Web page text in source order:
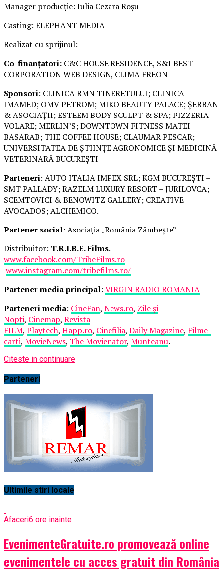
Manager producție: Iulia Cezara Roșu
Casting: ELEPHANT MEDIA
Realizat cu sprijinul:
Co-finanțatori: C&C HOUSE RESIDENCE, S&I BEST
CORPORATION WEB DESIGN, CLIMA FREON
Sponsori: CLINICA RMN TINERETULUI; CLINICA
IMAMED; OMV PETROM; MIKO BEAUTY PALACE; ȘERBAN
& ASOCIAȚII; ESTEEM BODY SCULPT & SPA; PIZZERIA
VOLARE; MERLIN’S; DOWNTOWN FITNESS MATEI
BASARAB; THE COFFEE HOUSE; CLAUMAR PESCAR;
UNIVERSITATEA DE ȘTIINȚE AGRONOMICE ȘI MEDICINĂ
VETERINARĂ BUCUREȘTI
Parteneri: AUTO ITALIA IMPEX SRL; KGM BUCUREȘTI –
SMT PALLADY; RAZELM LUXURY RESORT – JURILOVCA;
SCEMTOVICI & BENOWITZ GALLERY; CREATIVE
AVOCADOS; ALCHEMICO.
Partener social: Asociația „România Zâmbește”.
Distribuitor: T.R.I.B.E. Films.
www.facebook.com/TribeFilms.ro–
www.instagram.com/tribefilms.ro/
Partener media principal: VIRGIN RADIO ROMANIA
Parteneri media: CineFan, News.ro, Zile și
Nopți, Cinemap, Revista
FILM, Playtech, Happ.ro, Cinefilia, Daily Magazine, Filme-
carti, MovieNews, The Movienator, Munteanu.
Citeste in continuare
Parteneri
Ultimile stiri locale
Afaceri6 ore inainte
EvenimenteGratuite.ro promovează online
evenimentele cu acces gratuit din România